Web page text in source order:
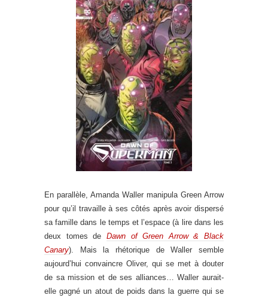
En parallèle, Amanda Waller manipula Green Arrow
pour qu’il travaille à ses côtés après avoir dispersé
sa famille dans le temps et l’espace (à lire dans les
deux tomes de Dawn of Green Arrow & Black
Canary). Mais la rhétorique de Waller semble
aujourd’hui convaincre Oliver, qui se met à douter
de sa mission et de ses alliances… Waller aurait-
elle gagné un atout de poids dans la guerre qui se